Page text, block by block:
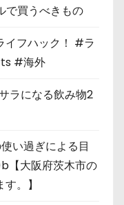
で買うべきもの
イフハック！ #ラ
#海外
ラになる飲み物2
い過ぎによる目
【大阪府茨木市の
。】